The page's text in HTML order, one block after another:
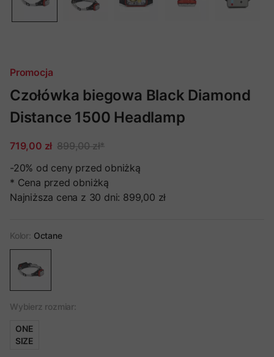
Promocja
Czołówka biegowa Black Diamond
Distance 1500 Headlamp
719,00 zł 899,00 zł*
-20% od ceny przed obniżką
* Cena przed obniżką
Najniższa cena z 30 dni: 899,00 zł
Kolor: Octane
Wybierz rozmiar:
ONE
SIZE